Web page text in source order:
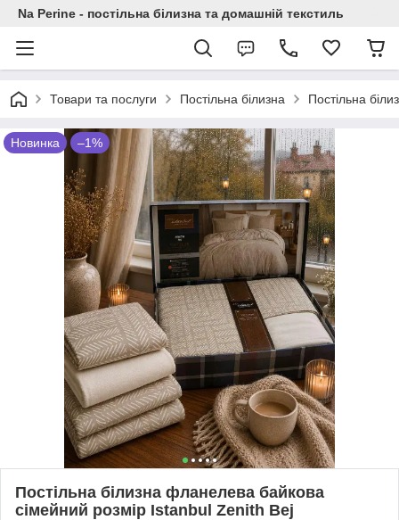
Na Perine - постільна білизна та домашній текстиль
Товари та послуги Постільна білизна Постільна
Новинка –1%
Постільна білизна фланелева байкова
сімейний розмір Istanbul Zenith Bej